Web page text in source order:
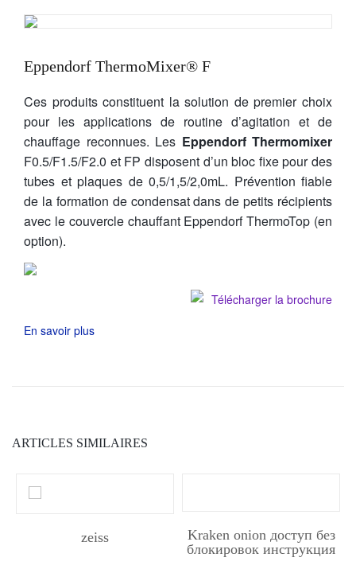
Eppendorf ThermoMixer® F
Ces produits constituent la solution de premier choix
pour les applications de routine d’agitation et de
chauffage reconnues. Les Eppendorf Thermomixer
F0.5/F1.5/F2.0 et FP disposent d’un bloc fixe pour des
tubes et plaques de 0,5/1,5/2,0mL. Prévention fiable
de la formation de condensat dans de petits récipients
avec le couvercle chauffant Eppendorf ThermoTop (en
option).
Télécharger la brochure
En savoir plus
ARTICLES SIMILAIRES
zeiss
Kraken onion доступ без
блокировок инструкция